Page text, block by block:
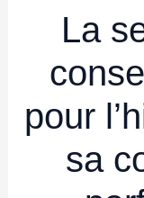
La
pour
sa